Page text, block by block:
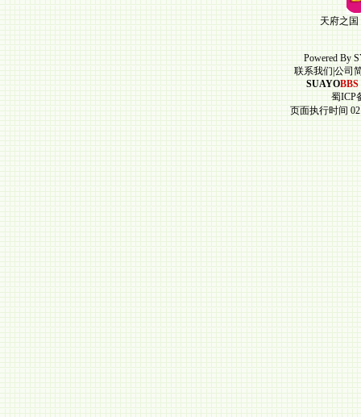
天府之
Powered By
联系我们 公司
SUAYOBBS
蜀ICP
页面执行时间